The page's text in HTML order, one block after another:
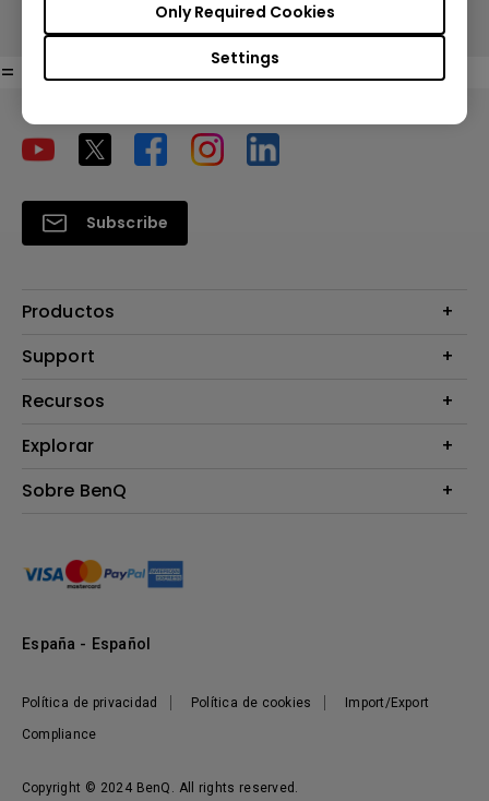
Settings
Only Required Cookies
=
Subscribe
Productos
Proyectores
Iluminación
Altavoz
Support
Contáctanos
Preguntas frecuentes sobre la tienda en línea de BenQ
Información de Devolución BenQ Shop
Recursos
Centros de información
Explorar
Embajadores de marca BenQ
Sobre BenQ
Responsabilidad social corporativa
Noticias
Copyright © 2024 BenQ. All rights reserved.
Política de privacidad Política de cookies Import/Export
Compliance
España - Español